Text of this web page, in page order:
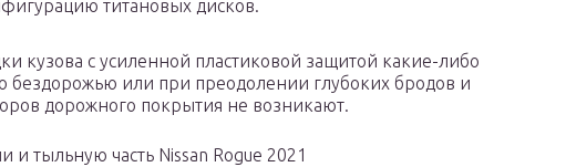
титановых дисков.
кузова с усиленной пластиковой защитой какие-либо
бездорожью или при преодолении глубоких бродов и
дорожного покрытия не возникают.
и тыльную часть Nissan Rogue 2021